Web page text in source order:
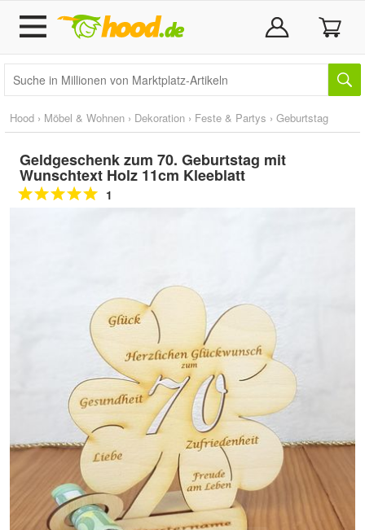
Hood › Möbel & Wohnen › Dekoration › Feste & Partys › Geburtstag
Geldgeschenk zum 70. Geburtstag mit
Wunschtext Holz 11cm Kleeblatt
1